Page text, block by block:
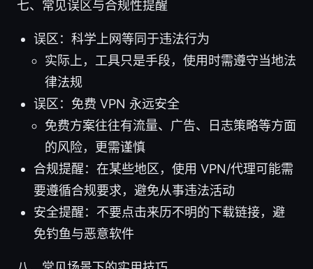
七、常见误区与合规性提醒
误区：科学上网等同于违法行为
实际上，工具只是手段，使用时需遵守当地法
律法规
误区：免费 VPN 永远安全
免费方案往往有流量、广告、日志策略等方面
的风险，更需谨慎
合规提醒：在某些地区，使用 VPN/代理可能需
要遵循合规要求，避免从事违法活动
安全提醒：不要点击来历不明的下载链接，避
免钓鱼与恶意软件